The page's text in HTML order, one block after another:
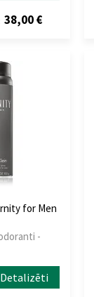
38,00 €
for Men
-
Detalizēti